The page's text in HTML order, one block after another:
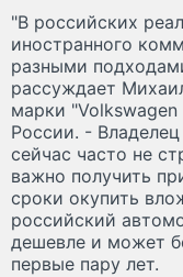
"В российских
иностранного
разными
рассуждает
марки
России. -
сейчас часто не
важно получить
сроки окупить
российский
дешевле и может
первые пару лет.